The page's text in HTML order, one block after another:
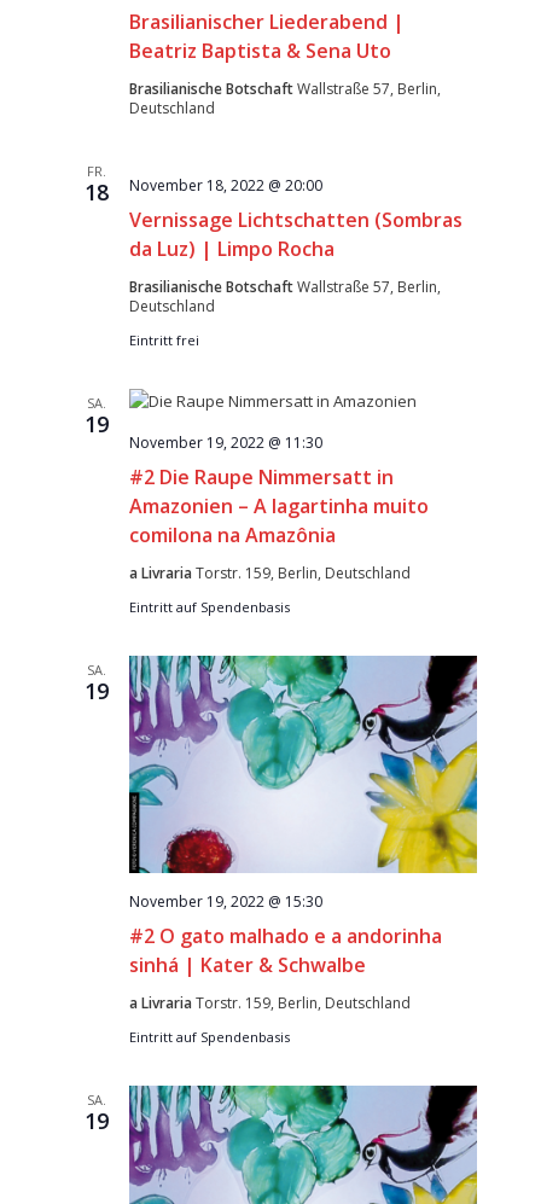
Brasilianischer Liederabend |
Beatriz Baptista & Sena Uto
Brasilianische BotschaftWallstraße 57, Berlin,
Deutschland
FR.
18
Vernissage Lichtschatten (Sombras
da Luz) | Limpo Rocha
November 18, 2022 @ 20:00
Brasilianische BotschaftWallstraße 57, Berlin,
Deutschland
Eintritt frei
SA.
19
#2 Die Raupe Nimmersatt in
Amazonien – A lagartinha muito
comilona na Amazônia
November 19, 2022 @ 11:30
a LivrariaTorstr. 159, Berlin, Deutschland
Eintritt auf Spendenbasis
SA.
19
#2 O gato malhado e a andorinha
sinhá | Kater & Schwalbe
November 19, 2022 @ 15:30
a LivrariaTorstr. 159, Berlin, Deutschland
Eintritt auf Spendenbasis
SA.
19